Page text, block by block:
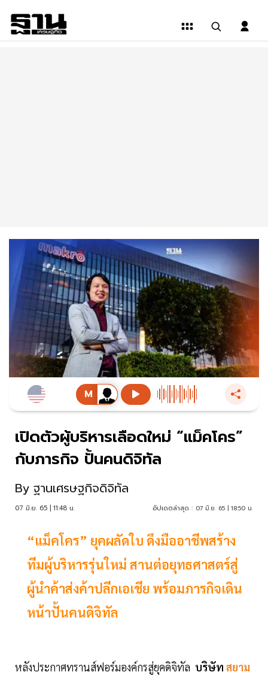
เปิดตัวผู้บริหารเลือดใหม่ “แม็คโคร”
กับภารกิจ ปั้นคนดิจิทัล
By ฐานเศรษฐกิจดิจิทัล
07 มิ.ย. 65 | 11:48 น. อัปเดตล่าสุด : 07 มิ.ย. 65 | 18:50 น.
“แม็คโคร” ยุคผลัดใบ ดึงมืออาชีพสร้าง
ทีมผู้บริหารรุ่นใหม่ สานต่อยุทธศาสตร์สู่
ผู้นำค้าส่งค้าปลีกเอเชีย พร้อมภารกิจเดิน
หน้าปั้นคนดิจิทัล
หลังประกาศทรานส์ฟอร์มองค์กรสู่ยุคดิจิทัล บริษัท สยาม